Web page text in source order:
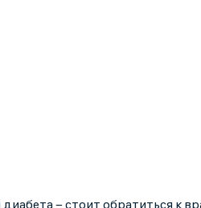
− стоит обратиться к